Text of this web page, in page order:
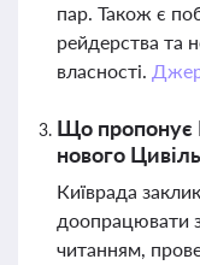
пар. Також є
рейдерства та
власності.
Що пропонує
нового
Київрада
доопрацювати
читанням,